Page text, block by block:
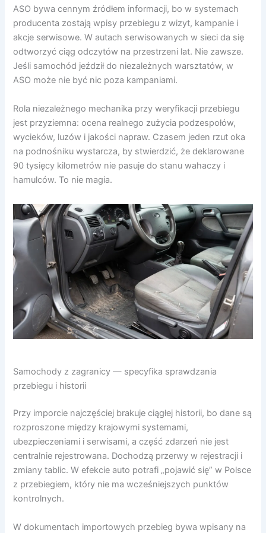
ASO bywa cennym źródłem informacji, bo w systemach
producenta zostają wpisy przebiegu z wizyt, kampanie i
akcje serwisowe. W autach serwisowanych w sieci da się
odtworzyć ciąg odczytów na przestrzeni lat. Nie zawsze.
Jeśli samochód jeździł do niezależnych warsztatów, w
ASO może nie być nic poza kampaniami.
Rola niezależnego mechanika przy weryfikacji przebiegu
jest przyziemna: ocena realnego zużycia podzespołów,
wycieków, luzów i jakości napraw. Czasem jeden rzut oka
na podnośniku wystarcza, by stwierdzić, że deklarowane
90 tysięcy kilometrów nie pasuje do stanu wahaczy i
hamulców. To nie magia.
Samochody z zagranicy — specyfika sprawdzania
przebiegu i historii
Przy imporcie najczęściej brakuje ciągłej historii, bo dane są
rozproszone między krajowymi systemami,
ubezpieczeniami i serwisami, a część zdarzeń nie jest
centralnie rejestrowana. Dochodzą przerwy w rejestracji i
zmiany tablic. W efekcie auto potrafi „pojawić się” w Polsce
z przebiegiem, który nie ma wcześniejszych punktów
kontrolnych.
W dokumentach importowych przebieg bywa wpisany na